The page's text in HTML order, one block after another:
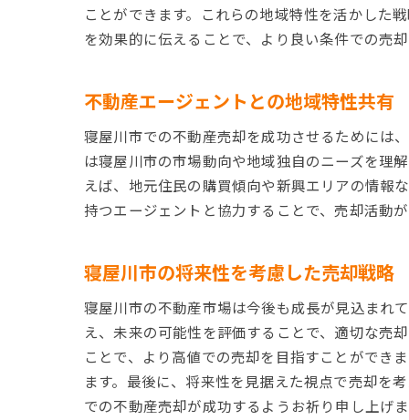
ことができます。これらの地域特性を活かした
を効果的に伝えることで、より良い条件での売
不動産エージェントとの地域特性共有
寝屋川市での不動産売却を成功させるためには
は寝屋川市の市場動向や地域独自のニーズを理
えば、地元住民の購買傾向や新興エリアの情報
持つエージェントと協力することで、売却活動
寝屋川市の将来性を考慮した売却戦略
寝屋川市の不動産市場は今後も成長が見込まれ
え、未来の可能性を評価することで、適切な売
ことで、より高値での売却を目指すことができ
ます。最後に、将来性を見据えた視点で売却を
での不動産売却が成功するようお祈り申し上げ